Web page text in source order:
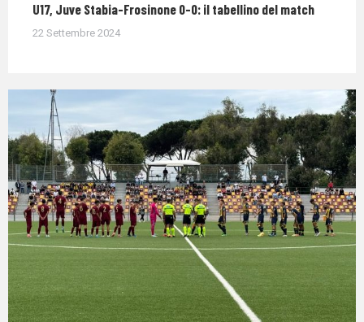
U17, Juve Stabia-Frosinone 0-0: il tabellino del match
22 Settembre 2024